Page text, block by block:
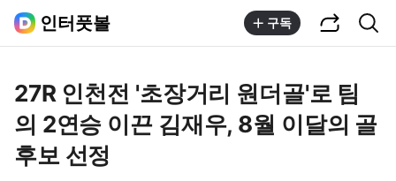
인터풋볼 구독
27R 인천전 '초장거리 원더골'로 팀
의 2연승 이끈 김재우, 8월 이달의 골
후보 선정